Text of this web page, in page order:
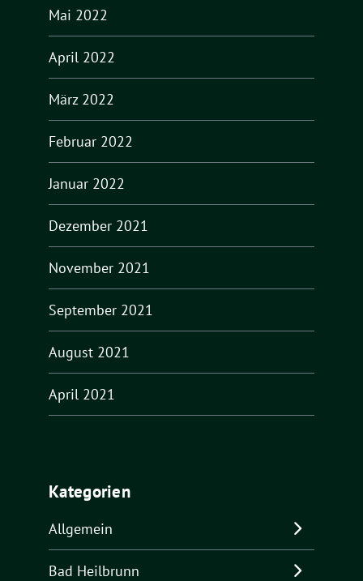
Mai 2022
April 2022
März 2022
Februar 2022
Januar 2022
Dezember 2021
November 2021
September 2021
August 2021
April 2021
Kategorien
Allgemein
Bad Heilbrunn